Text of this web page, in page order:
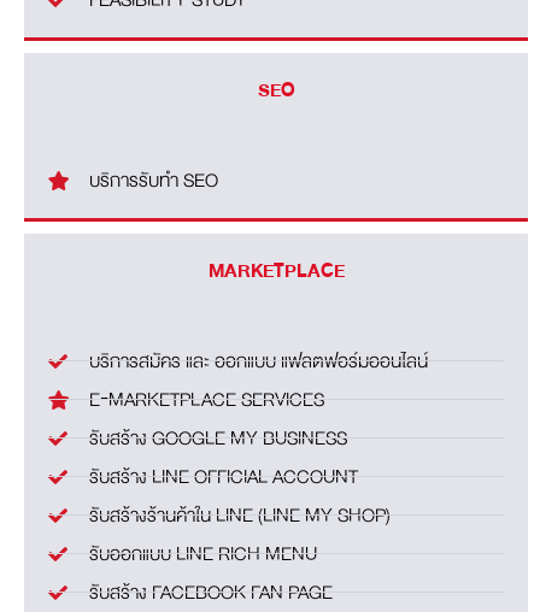
SEO
บริการรับทำ SEO
MARKETPLACE
บริการสมัคร และ ออกแบบ แฟลตฟอร์มออนไลน์
E‑MARKETPLACE SERVICES
รับสร้าง GOOGLE MY BUSINESS
รับสร้าง LINE OFFICIAL ACCOUNT
รับสร้างร้านค้าใน LINE (LINE MY SHOP)
รับออกแบบ LINE RICH MENU
รับสร้าง FACEBOOK FAN PAGE